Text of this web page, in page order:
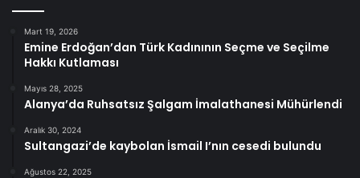
Mart 19, 2026
Emine Erdoğan’dan Türk Kadınının Seçme ve Seçilme
Hakkı Kutlaması
Mayıs 28, 2025
Alanya’da Ruhsatsız Şalgam İmalathanesi Mühürlendi
Aralık 30, 2024
Sultangazi’de kaybolan İsmail I’nın cesedi bulundu
Ağustos 22, 2025